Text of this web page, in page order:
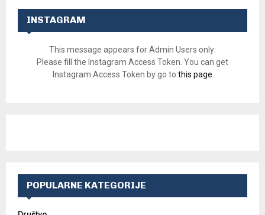
INSTAGRAM
This message appears for Admin Users only:
Please fill the Instagram Access Token. You can get
Instagram Access Token by go to this page
POPULARNE KATEGORIJE